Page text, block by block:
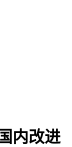
内改进